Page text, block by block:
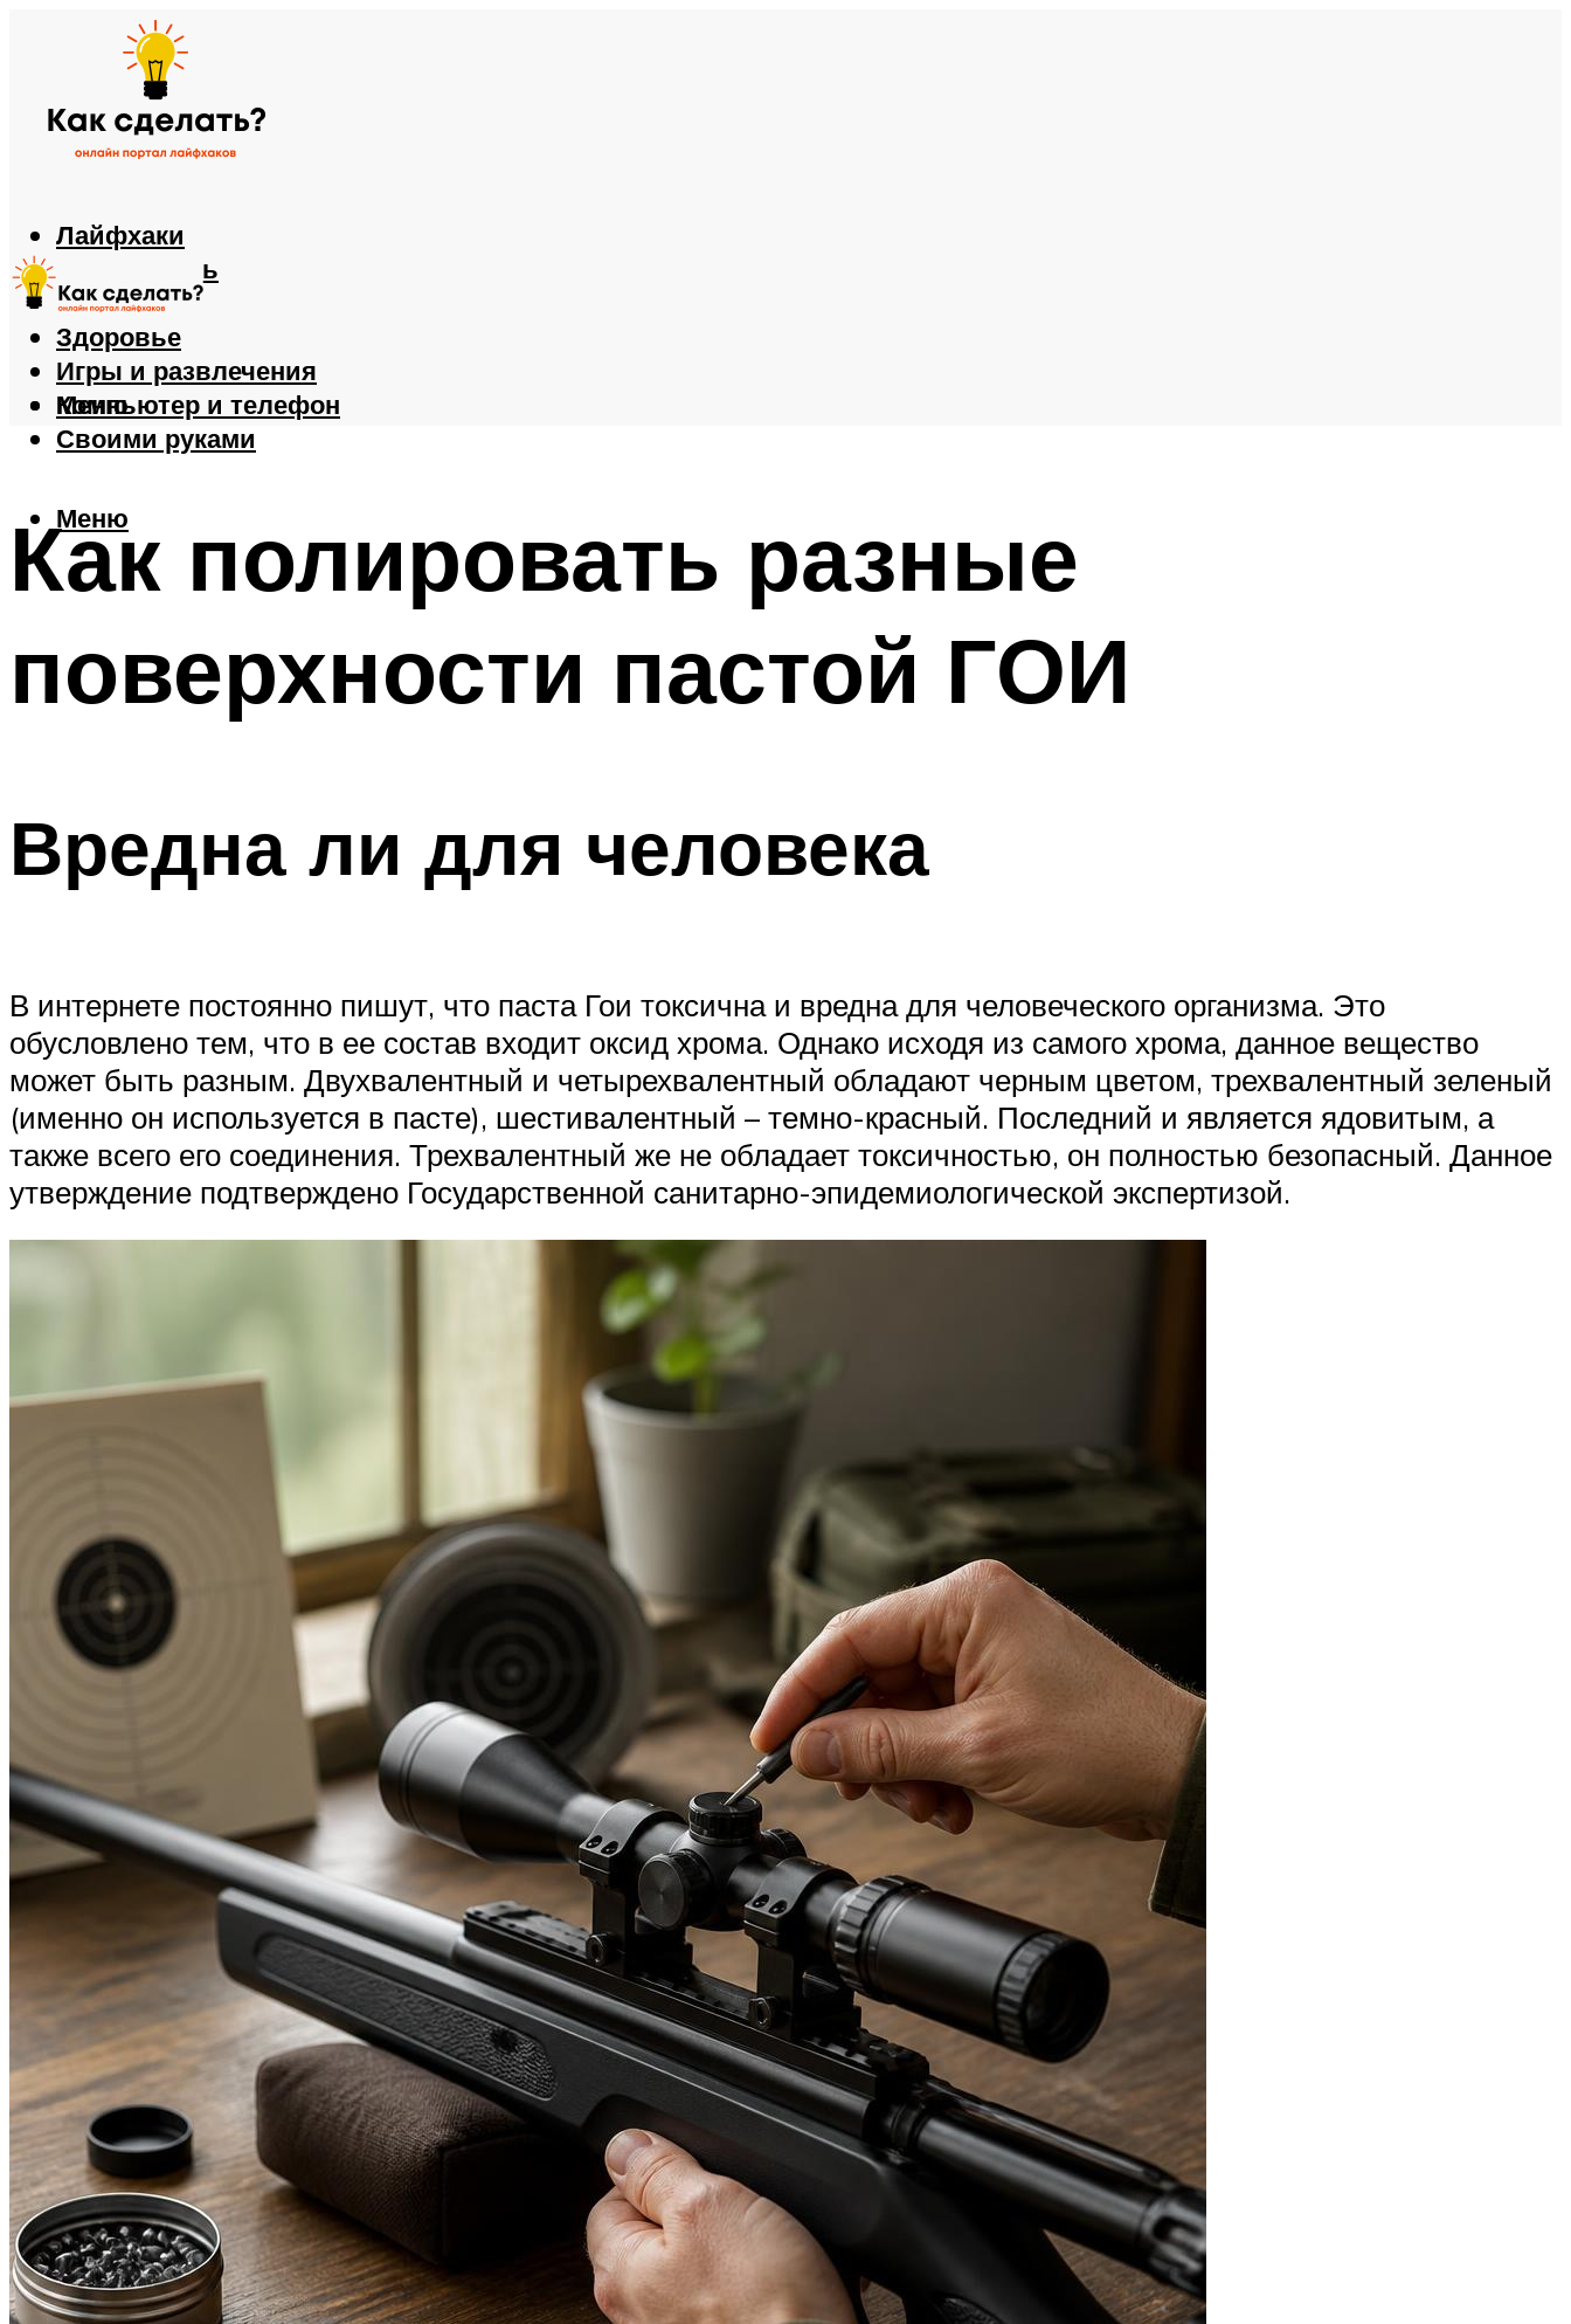
Лайфхаки
Автомобиль
Еда
Здоровье
Игры и развлечения
Компьютер и телефон
Своими руками
Меню
Меню
Как полировать разные
поверхности пастой ГОИ
Вредна ли для человека
В интернете постоянно пишут, что паста Гои токсична и вредна для человеческого организма. Это
обусловлено тем, что в ее состав входит оксид хрома. Однако исходя из самого хрома, данное вещество
может быть разным. Двухвалентный и четырехвалентный обладают черным цветом, трехвалентный зеленый
(именно он используется в пасте), шестивалентный – темно-красный. Последний и является ядовитым, а
также всего его соединения. Трехвалентный же не обладает токсичностью, он полностью безопасный. Данное
утверждение подтверждено Государственной санитарно-эпидемиологической экспертизой.